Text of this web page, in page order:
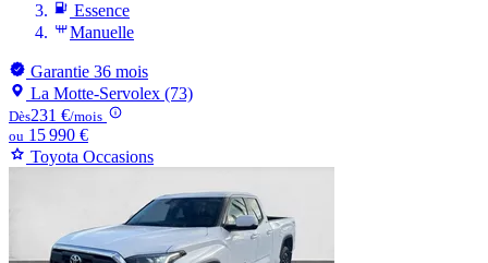
Essence
Manuelle
Garantie 36 mois
La Motte-Servolex (73)
Dès231 €/mois
ou 15 990 €
Toyota Occasions